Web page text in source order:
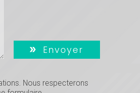
Envoyer
Nous respecterons